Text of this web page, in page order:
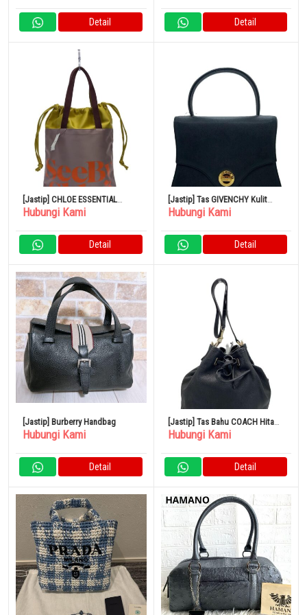
Detail Detail
[Jastip] CHLOE ESSENTIAL
Creamy Lilac Tote Bag Poliester
Hubungi Kami
Detail
[Jastip] Tas GIVENCHY Kulit
Hitam
Hubungi Kami
Detail
[Jastip] Burberry Handbag
Hubungi Kami
Detail
[Jastip] Tas Bahu COACH Hitam
CN683
Hubungi Kami
Detail